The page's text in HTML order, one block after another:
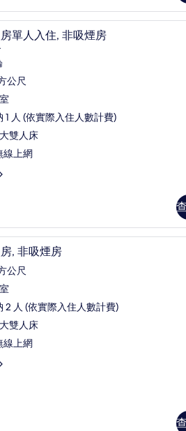
羽絨被、客房內保險
單人入住, 非吸煙房
分 10 分
公尺
1 人 (依實際入住人數計費)
雙人床
線上網
羽絨被、客房內保險
, 非吸煙房
公尺
2 人 (依實際入住人數計費)
雙人床
線上網